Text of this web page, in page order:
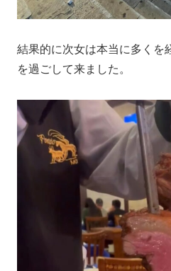
結果的に次女は本当に多くを
を過ごして来ました。